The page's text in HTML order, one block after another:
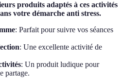
produits adaptés à ces activités
votre démarche anti stress.
: Parfait pour suivre vos séances
: Une excellente activité de
: Un produit ludique pour
partage.